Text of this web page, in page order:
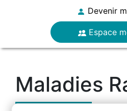
Devenir
Espace
Maladies